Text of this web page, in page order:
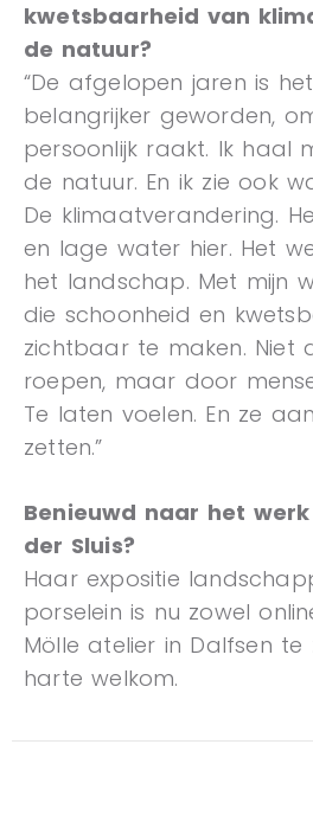
kwetsbaarheid van
de natuur?
“De afgelopen jaren is
belangrijker geworden,
persoonlijk raakt. Ik haal
de natuur. En ik zie ook
De klimaatverandering.
en lage water hier. Het
het landschap. Met mijn
die schoonheid en
zichtbaar te maken. Niet
roepen, maar door
Te laten voelen. En ze
zetten.”
Benieuwd naar het
der Sluis?
Haar expositie
porselein is nu zowel
Mölle atelier in Dalfsen te
harte welkom.